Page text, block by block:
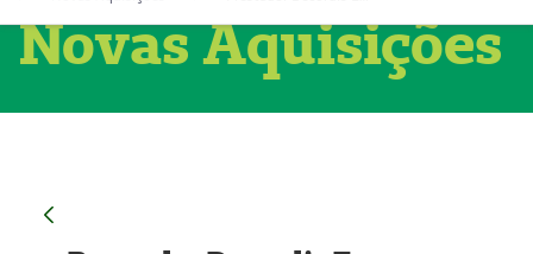
Novas Aquisições